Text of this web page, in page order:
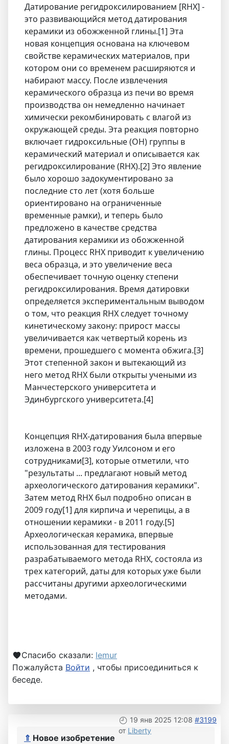
Датирование регидроксилированием [RHX] -
это развивающийся метод датирования
керамики из обожженной глины.[1] Эта
новая концепция основана на ключевом
свойстве керамических материалов, при
котором они со временем расширяются и
набирают массу. После извлечения
керамического образца из печи во время
производства он немедленно начинает
химически рекомбинировать с влагой из
окружающей среды. Эта реакция повторно
включает гидроксильные (OH) группы в
керамический материал и описывается как
регидроксилирование (RHX).[2] Это явление
было хорошо задокументировано за
последние сто лет (хотя больше
ориентировано на ограниченные
временные рамки), и теперь было
предложено в качестве средства
датирования керамики из обожженной
глины. Процесс RHX приводит к увеличению
веса образца, и это увеличение веса
обеспечивает точную оценку степени
регидроксилирования. Время датировки
определяется экспериментальным выводом
о том, что реакция RHX следует точному
кинетическому закону: прирост массы
увеличивается как четвертый корень из
времени, прошедшего с момента обжига.[3]
Этот степенной закон и вытекающий из
него метод RHX были открыты учеными из
Манчестерского университета и
Эдинбургского университета.[4]
Концепция RHX-датирования была впервые
изложена в 2003 году Уилсоном и его
сотрудниками[3], которые отметили, что
"результаты ... предлагают новый метод
археологического датирования керамики".
Затем метод RHX был подробно описан в
2009 году[1] для кирпича и черепицы, а в
отношении керамики - в 2011 году.[5]
Археологическая керамика, впервые
использованная для тестирования
разрабатываемого метода RHX, состояла из
трех категорий, даты для которых уже были
рассчитаны другими археологическими
методами.
Спасибо сказали: lemur
Пожалуйста Войти , чтобы присоединиться к
беседе.
19 янв 2025 12:08 #3199
от Liberty
⇑ Новое изобретение